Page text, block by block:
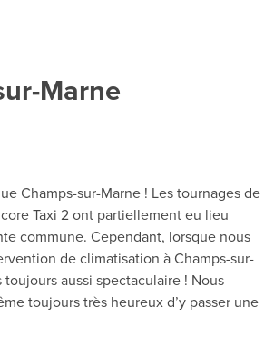
Marne
Champs-sur-Marne ! Les tournages de
Taxi 2 ont partiellement eu lieu
commune. Cependant, lorsque nous
de climatisation à Champs-sur-
toujours aussi spectaculaire ! Nous
toujours très heureux d’y passer une